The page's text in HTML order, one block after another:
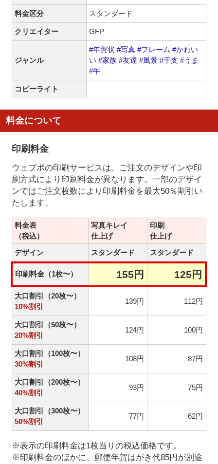
料金区分 スタンダード
クリエイター GFP
ジャンル
#年賀状 #写真 #フレーム #かわい
い #家族 #友達 #風景 #干支 #うま
#午
コピーライト
料金について
印刷料金
ウェブポの印刷サービスは、ご注文のデザインや印
刷方式により印刷料金が異なります。一部のデザイ
ンではご注文枚数により印刷料金を最大50％割引い
たします。
料金表
（税込）
写真キレイ
仕上げ
印刷
仕上げ
デザイン
スタンダード スタンダード
印刷料金（1枚〜） 155円 125円
大口割引（20枚〜）
10%割引
139円 112円
大口割引（50枚〜）
20%割引
124円 100円
大口割引（100枚〜）
30%割引
108円 87円
大口割引（200枚〜）
40%割引
93円 75円
大口割引（300枚〜）
50%割引
77円 62円
※表示の印刷料金は1枚当りの税込価格です。
※印刷料金のほかに、郵便年賀はがき代85円が別途